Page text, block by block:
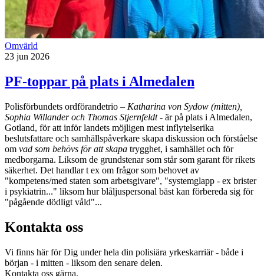
Omvärld
23 jun 2026
PF-toppar på plats i Almedalen
Polisförbundets ordförandetrio – Katharina von Sydow (mitten),
Sophia Willander och Thomas Stjernfeldt- är på plats i Almedalen,
Gotland, för att inför landets möjligen mest inflytelserika
beslutsfattare och samhällspåverkare skapa diskussion och förståelse
om vad som behövs för att skapa trygghet, i samhället och för
medborgarna. Liksom de grundstenar som står som garant för rikets
säkerhet. Det handlar t ex om frågor som behovet av
"kompetens/med staten som arbetsgivare", "systemglapp - ex brister
i psykiatrin..." liksom hur blåljuspersonal bäst kan förbereda sig för
"pågående dödligt våld"...
Kontakta oss
Vi finns här för Dig under hela din polisiära yrkeskarriär - både i
början - i mitten - liksom den senare delen.
Kontakta oss gärna.